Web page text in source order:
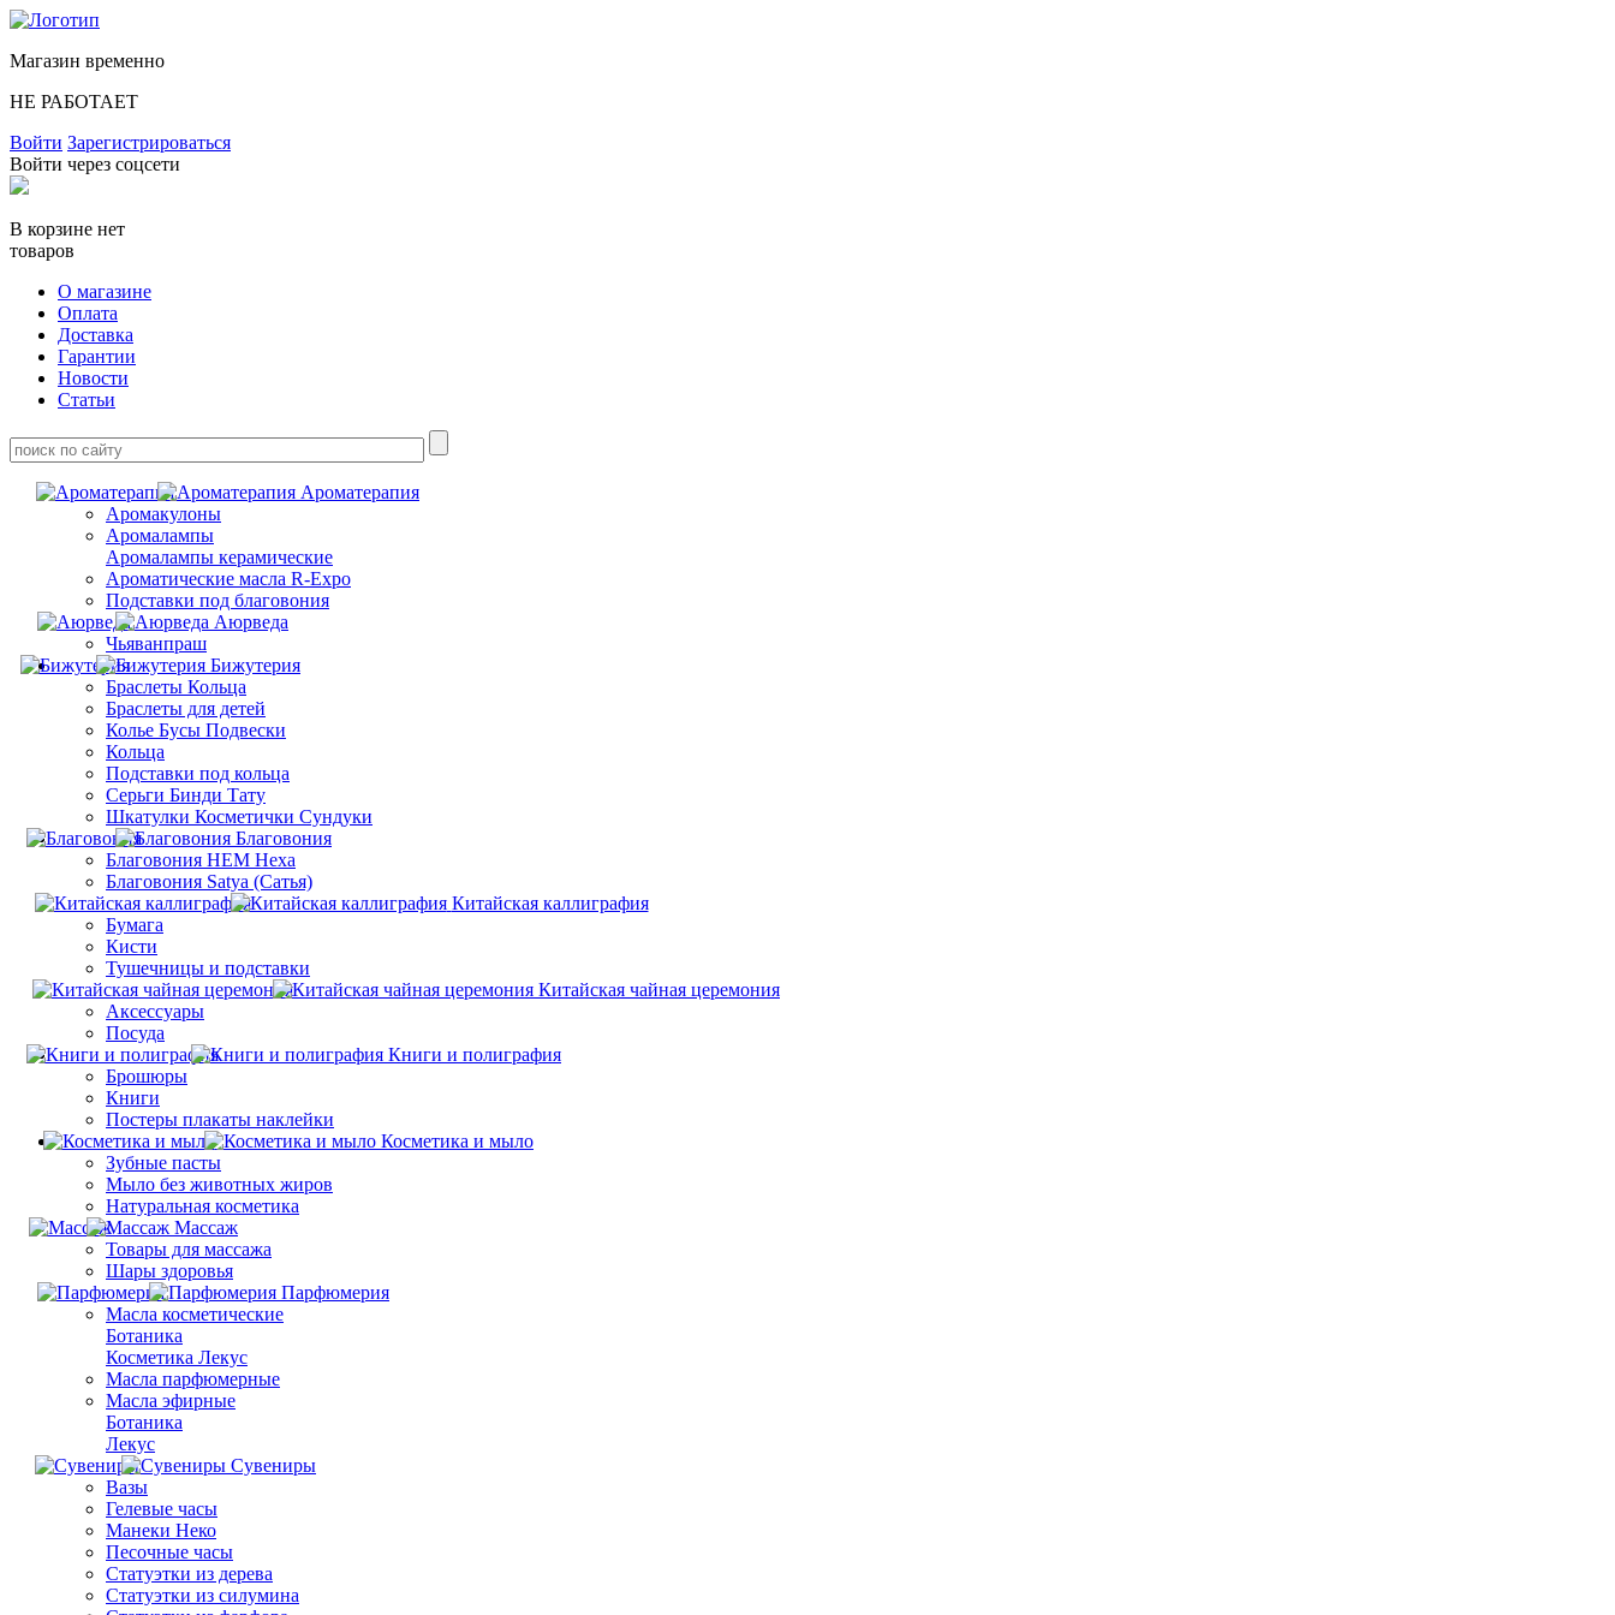
Магазин временно
НЕ РАБОТАЕТ
Войти Зарегистрироваться
Войти через соцсети
В корзине нет
товаров
О магазине
Оплата
Доставка
Гарантии
Новости
Статьи
Ароматерапия
Аромакулоны
Аромалампы
Aромалампы керамические
Ароматические масла R-Expo
Подставки под благовония
Аюрведа
Чьяванпраш
Бижутерия
Браслеты Кольца
Браслеты для детей
Колье Бусы Подвески
Кольца
Подставки под кольца
Серьги Бинди Тату
Шкатулки Косметички Сундуки
Благовония
Благовония HEM Hexa
Благовония Satya (Сатья)
Китайская каллиграфия
Бумага
Кисти
Тушечницы и подставки
Китайская чайная церемония
Аксессуары
Посуда
Книги и полиграфия
Брошюры
Книги
Постеры плакаты наклейки
Косметика и мыло
Зубные пасты
Мыло без животных жиров
Натуральная косметика
Массаж
Товары для массажа
Шары здоровья
Парфюмерия
Масла косметические
Ботаника
Косметика Лекус
Масла парфюмерные
Масла эфирные
Ботаника
Лекус
Сувениры
Вазы
Гелевые часы
Манеки Неко
Песочные часы
Статуэтки из дерева
Статуэтки из силумина